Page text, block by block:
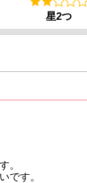
星2つ
。
です。